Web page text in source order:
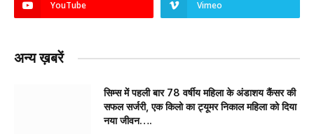
YouTube Vimeo
अन्य ख़बरें
सिम्स में पहली बार 78 वर्षीय महिला के अंडाशय कैंसर की
सफल सर्जरी, एक किलो का ट्यूमर निकाल महिला को दिया
नया जीवन….